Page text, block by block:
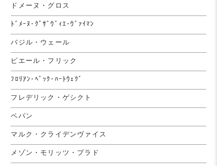
ドメーヌ・グロス
ﾄﾞﾒｰﾇ･ｸﾞｻﾞｳﾞｨｴ･ｳﾞｧｲﾏﾝ
バジル・ウェール
ピエール・フリック
ﾌﾛﾘｱﾝ･ﾍﾞｯｸ･ﾊｰﾄｳｪｸﾞ
フレデリック・ゲシクト
ペパン
マルク・クライデンヴァイス
メゾン・モリッツ・プラド